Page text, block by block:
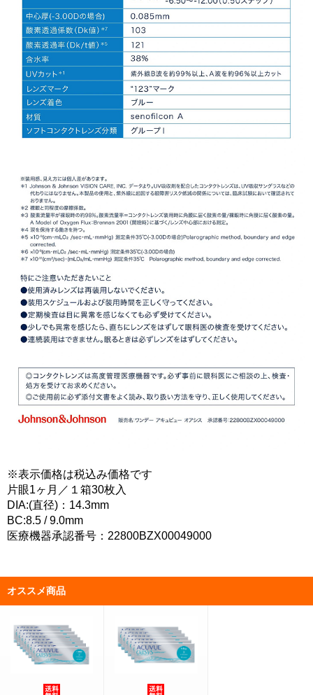
※表示価格は税込み価格です
片眼1ヶ月／１箱30枚入
DIA:(直径)：14.3mm
BC:8.5 / 9.0mm
医療機器承認番号：22800BZX00049000
オススメ商品